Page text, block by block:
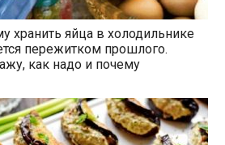
хранить яйца в холодильнике
пережитком прошлого.
как надо и почему